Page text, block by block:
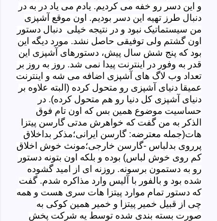
و این دسر رو خفه می کردیم. یادم می یاد در به در
دنبال طرز تهیه این دسر بودیم. اون موقع آشپزی
من سیستماتیک نبود و در نتیجه خیلی دنبال دستور
اون گشتم ولی توفیقی حاصل نشد. مورد دیگه این
بود که پنج شش سال پیش، دستورهای آشپزی این
قدر به وفور در اینترنت پیدا نمی شد. روز به روز بر
تعداد وب لاگ های آشپزی اضافه می شه و اینترنت
عمیقا دنیای آشپزی رو متحول کرده (البته علاوه بر
دنیای آشپزی کل دنیا رو هم متحول کرده). در
حساسیت موضوع همین بس که اون تام فوق
الذکر به من گفت که خواهرش مدتی گارسن پیتزا
هات(جمله معترضه: گارسن ایرانی؛مذکر بداخلاق
پرروی بدلباس -گارسن خارجی؛مونث خوش اخلاق
کم روی خوش لباس) بوده و بلکه اون بتونه دستور
رو به دستمون برسونه. روزنه ای از امید گشوده
شده بود و بالفور با آلیس وارد مذاکره شدم. گفت
که دستور تمام موارد پیتزا هات سری هست و همه
چی از قبیل خمیر پیتزا و خمیر همین کوکی به
صورت بسته بندی شده توسط یه شرکت پخش